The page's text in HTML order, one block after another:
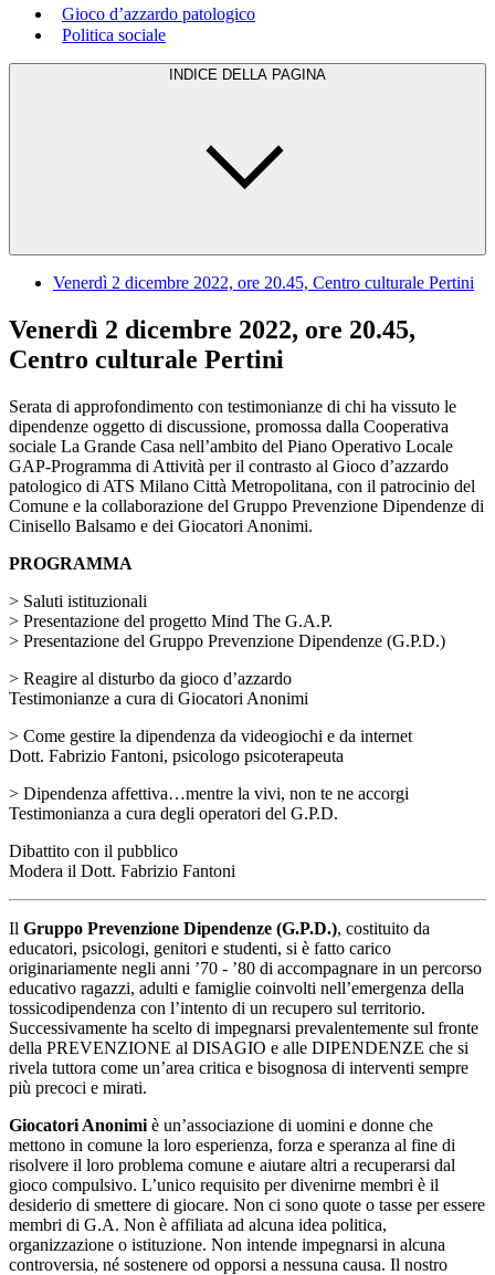
Gioco d’azzardo patologico
Politica sociale
INDICE DELLA PAGINA
Venerdì 2 dicembre 2022, ore 20.45, Centro culturale Pertini
Venerdì 2 dicembre 2022, ore 20.45,
Centro culturale Pertini
Serata di approfondimento con testimonianze di chi ha vissuto le
dipendenze oggetto di discussione, promossa dalla Cooperativa
sociale La Grande Casa nell’ambito del Piano Operativo Locale
GAP-Programma di Attività per il contrasto al Gioco d’azzardo
patologico di ATS Milano Città Metropolitana, con il patrocinio del
Comune e la collaborazione del Gruppo Prevenzione Dipendenze di
Cinisello Balsamo e dei Giocatori Anonimi.
PROGRAMMA
> Saluti istituzionali
> Presentazione del progetto Mind The G.A.P.
> Presentazione del Gruppo Prevenzione Dipendenze (G.P.D.)
> Reagire al disturbo da gioco d’azzardo
Testimonianze a cura di Giocatori Anonimi
> Come gestire la dipendenza da videogiochi e da internet
Dott. Fabrizio Fantoni, psicologo psicoterapeuta
> Dipendenza affettiva…mentre la vivi, non te ne accorgi
Testimonianza a cura degli operatori del G.P.D.
Dibattito con il pubblico
Modera il Dott. Fabrizio Fantoni
Il Gruppo Prevenzione Dipendenze (G.P.D.), costituito da
educatori, psicologi, genitori e studenti, si è fatto carico
originariamente negli anni ’70 - ’80 di accompagnare in un percorso
educativo ragazzi, adulti e famiglie coinvolti nell’emergenza della
tossicodipendenza con l’intento di un recupero sul territorio.
Successivamente ha scelto di impegnarsi prevalentemente sul fronte
della PREVENZIONE al DISAGIO e alle DIPENDENZE che si
rivela tuttora come un’area critica e bisognosa di interventi sempre
più precoci e mirati.
Giocatori Anonimi è un’associazione di uomini e donne che
mettono in comune la loro esperienza, forza e speranza al fine di
risolvere il loro problema comune e aiutare altri a recuperarsi dal
gioco compulsivo. L’unico requisito per divenirne membri è il
desiderio di smettere di giocare. Non ci sono quote o tasse per essere
membri di G.A. Non è affiliata ad alcuna idea politica,
organizzazione o istituzione. Non intende impegnarsi in alcuna
controversia, né sostenere od opporsi a nessuna causa. Il nostro